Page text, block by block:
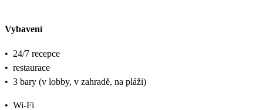
Vybavení
• 24/7 recepce
• restaurace
• 3 bary (v lobby, v zahradě, na pláži)
• Wi-Fi